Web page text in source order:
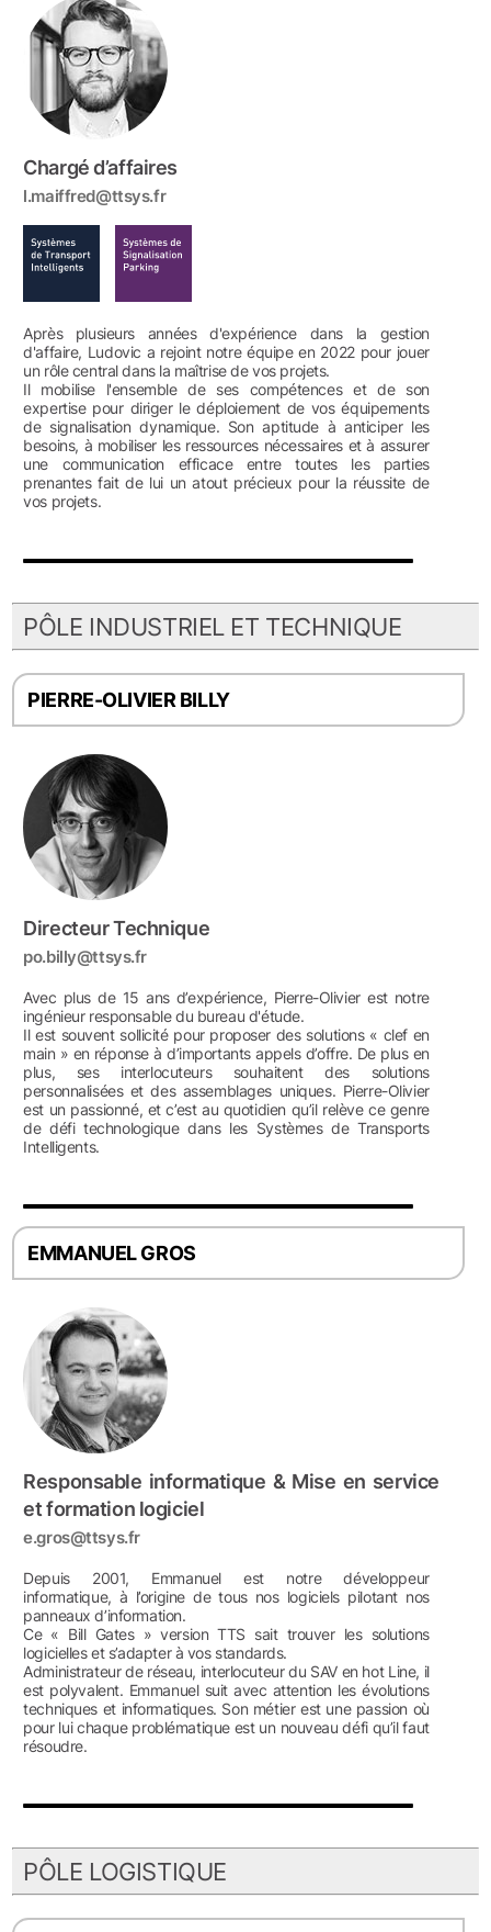
Chargé d’affaires
l.maiffred@ttsys.fr
Après plusieurs années d'expérience dans la gestion
d'affaire, Ludovic a rejoint notre équipe en 2022 pour jouer
un rôle central dans la maîtrise de vos projets.
Il mobilise l'ensemble de ses compétences et de son
expertise pour diriger le déploiement de vos équipements
de signalisation dynamique. Son aptitude à anticiper les
besoins, à mobiliser les ressources nécessaires et à assurer
une communication efficace entre toutes les parties
prenantes fait de lui un atout précieux pour la réussite de
vos projets.
PÔLE INDUSTRIEL ET TECHNIQUE
PIERRE-OLIVIER BILLY
Directeur Technique
po.billy@ttsys.fr
Avec plus de 15 ans d’expérience, Pierre-Olivier est notre
ingénieur responsable du bureau d'étude.
Il est souvent sollicité pour proposer des solutions « clef en
main » en réponse à d’importants appels d’offre. De plus en
plus, ses interlocuteurs souhaitent des solutions
personnalisées et des assemblages uniques. Pierre-Olivier
est un passionné, et c’est au quotidien qu’il relève ce genre
de défi technologique dans les Systèmes de Transports
Intelligents.
EMMANUEL GROS
Responsable informatique & Mise en service
et formation logiciel
e.gros@ttsys.fr
Depuis 2001, Emmanuel est notre développeur
informatique, à l’origine de tous nos logiciels pilotant nos
panneaux d’information.
Ce « Bill Gates » version TTS sait trouver les solutions
logicielles et s’adapter à vos standards.
Administrateur de réseau, interlocuteur du SAV en hot Line, il
est polyvalent. Emmanuel suit avec attention les évolutions
techniques et informatiques. Son métier est une passion où
pour lui chaque problématique est un nouveau défi qu’il faut
résoudre.
PÔLE LOGISTIQUE